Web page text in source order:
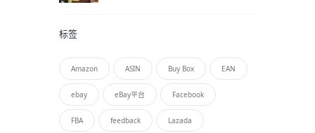
标签
Amazon ASIN Buy Box EAN
ebay eBay平台 Facebook
FBA feedback Lazada